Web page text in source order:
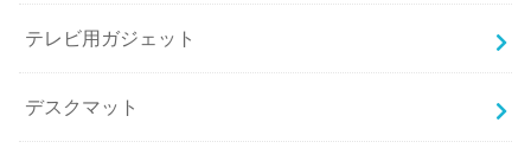
テレビ用ガジェット
デスクマット